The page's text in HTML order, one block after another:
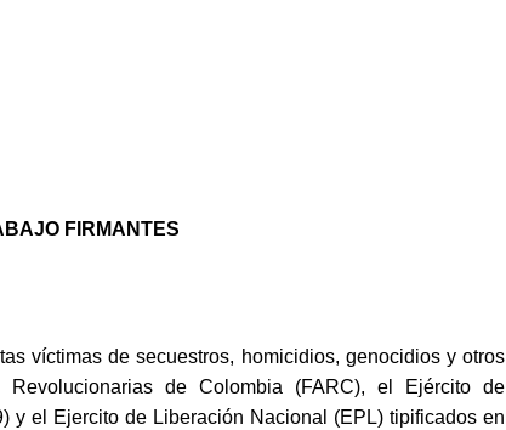
FIRMANTES
víctimas de secuestros, homicidios, genocidios y otros
de Colombia (FARC), el Ejército de
y el Ejercito de Liberación Nacional (EPL) tipificados en